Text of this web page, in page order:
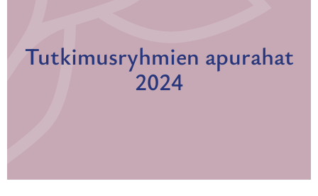
Tutkimusryhmien apurahat
2024